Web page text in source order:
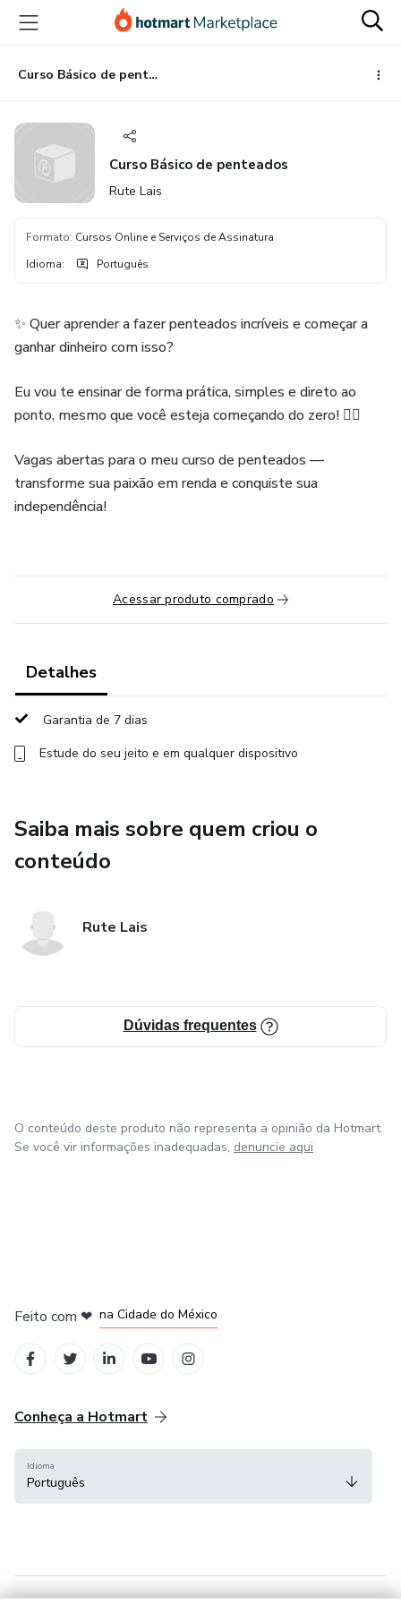
para
conteúdo
principal
para
pagamento
para
rodapé
Curso Básico de penteados
Curso Básico de penteados
Rute Lais
Formato: Cursos Online e Serviços de Assinatura
Idioma: Português
✨ Quer aprender a fazer penteados incríveis e começar a
ganhar dinheiro com isso?
Eu vou te ensinar de forma prática, simples e direto ao
ponto, mesmo que você esteja começando do zero! 💇‍♀️
Vagas abertas para o meu curso de penteados —
transforme sua paixão em renda e conquiste sua
independência!
Acessar produto comprado
Detalhes
Garantia de 7 dias
Estude do seu jeito e em qualquer dispositivo
Saiba mais sobre quem criou o
conteúdo
Rute Lais
Dúvidas frequentes
O conteúdo deste produto não representa a opinião da Hotmart.
Se você vir informações inadequadas, denuncie aqui
Feito com ❤ na Cidade do México
Conheça a Hotmart
Idioma
Português